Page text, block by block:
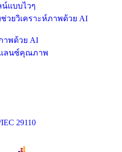
แบบไวๆ
าพด้วย AI